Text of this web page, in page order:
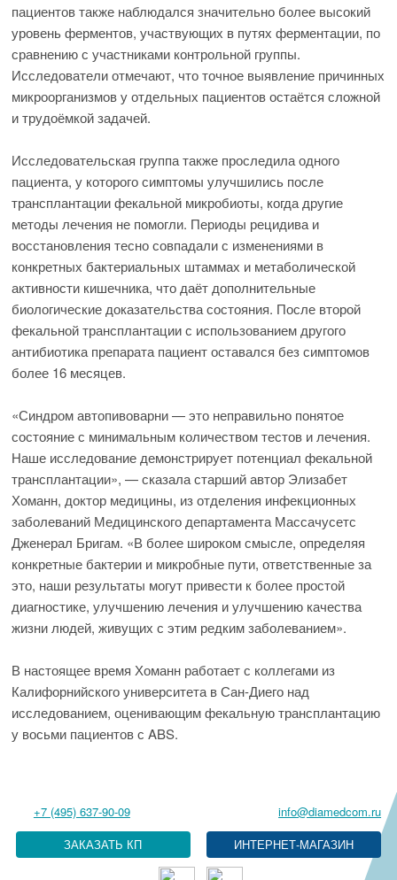
пациентов также наблюдался значительно более высокий
уровень ферментов, участвующих в путях ферментации, по
сравнению с участниками контрольной группы.
Исследователи отмечают, что точное выявление причинных
микроорганизмов у отдельных пациентов остаётся сложной
и трудоёмкой задачей.
Исследовательская группа также проследила одного
пациента, у которого симптомы улучшились после
трансплантации фекальной микробиоты, когда другие
методы лечения не помогли. Периоды рецидива и
восстановления тесно совпадали с изменениями в
конкретных бактериальных штаммах и метаболической
активности кишечника, что даёт дополнительные
биологические доказательства состояния. После второй
фекальной трансплантации с использованием другого
антибиотика препарата пациент оставался без симптомов
более 16 месяцев.
«Синдром автопивоварни — это неправильно понятое
состояние с минимальным количеством тестов и лечения.
Наше исследование демонстрирует потенциал фекальной
трансплантации», — сказала старший автор Элизабет
Хоманн, доктор медицины, из отделения инфекционных
заболеваний Медицинского департамента Массачусетс
Дженерал Бригам. «В более широком смысле, определяя
конкретные бактерии и микробные пути, ответственные за
это, наши результаты могут привести к более простой
диагностике, улучшению лечения и улучшению качества
жизни людей, живущих с этим редким заболеванием».
В настоящее время Хоманн работает с коллегами из
Калифорнийского университета в Сан-Диего над
исследованием, оценивающим фекальную трансплантацию
у восьми пациентов с ABS.
+7 (495) 637-90-09
info@diamedcom.ru
ЗАКАЗАТЬ КП